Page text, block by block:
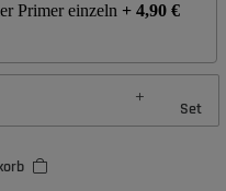
Primer einzeln + 4,90 €
Set